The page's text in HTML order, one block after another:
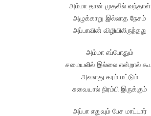
அம்மா தான் முதலில் வந்தாள்
அழுக்காறு இல்லாத நேசம்
அப்பாவின் விழியிலிருந்தது
அம்மா எப்போதும்
சமையலில் இல்லை என்றால் கூட
அவளது கரம் மட்டும்
சுவையால் நிரம்பி இருக்கும்
அப்பா எதுவும் பேச மாட்டார்